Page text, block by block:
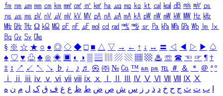
㎙ ㎚ ㎛ ㎜ ㎝ ㎞ ㎟ ㎠ ㎡ ㎢ ㏊ ㎍ ㎎ ㎏ ㏏ ㎈ ㎉ ㏈ ㎧ ㎨ ㎰
㎱ ㎲ ㎳ ㎴ ㎵ ㎶ ㎷ ㎸ ㎹ ㎀ ㎁ ㎂ ㎃ ㎄ ㎺ ㎻ ㎽ ㎾ ㎿ ㎐ ㎑
㎒ ㎓ ㎔ Ω ㏀ ㏁ ㎊ ㎋ ㎌ ㏖ ㏅ ㎭ ㎮ ㎯ ㏛ ㎩ ㎪ ㎫ ㎬ ㏝ ㏐
㏓
㏃ ㏉ ㏜ ㏆
§ ※ ☆ ★ ○ ● ◎ ◇ ◆ □ ■ △ ▽ → ← ↑ ↓ ↔ 〓 ◁ ◀ ▷ ▶ ♤
♠ ♡ ♥ ♧ ♣ ⊙ ◈ ▣ ◐ ◑ ▒ ▤ ▨ ▧ ▦ ▩ ♨ ☏ ☎ ☜ ☞ ¶ †
‡ ↕ ↗ ↙ ↖ ↘ ♭ ♩ ♪ ♬ ㉿ ㈜ № ㏇ ™ ㏂ ㏘ ℡ ＃ ＆ ＊ ＠ ª º
ⅰ
ⅱ ⅲ ⅳ ⅴ ⅵ ⅶ ⅷ ⅸ ⅹ Ⅳ Ⅴ Ⅵ Ⅶ Ⅷ Ⅸ Ⅹ
ب ت ث ج ح خ د ذ ر ز س ش ص ض ط ظ ع غ ف ق ک ل م ن ه